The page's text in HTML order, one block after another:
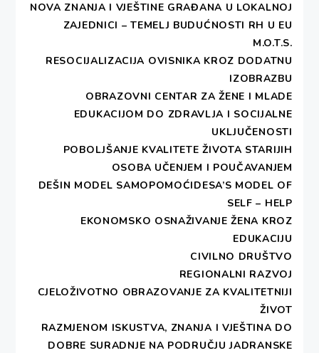
NOVA ZNANJA I VJEŠTINE GRAĐANA U LOKALNOJ
ZAJEDNICI – TEMELJ BUDUĆNOSTI RH U EU
M.O.T.S.
RESOCIJALIZACIJA OVISNIKA KROZ DODATNU
IZOBRAZBU
OBRAZOVNI CENTAR ZA ŽENE I MLADE
EDUKACIJOM DO ZDRAVLJA I SOCIJALNE
UKLJUČENOSTI
POBOLJŠANJE KVALITETE ŽIVOTA STARIJIH
OSOBA UČENJEM I POUČAVANJEM
DEŠIN MODEL SAMOPOMOĆIDESA’S MODEL OF
SELF – HELP
EKONOMSKO OSNAŽIVANJE ŽENA KROZ
EDUKACIJU
CIVILNO DRUŠTVO
REGIONALNI RAZVOJ
CJELOŽIVOTNO OBRAZOVANJE ZA KVALITETNIJI
ŽIVOT
RAZMJENOM ISKUSTVA, ZNANJA I VJEŠTINA DO
DOBRE SURADNJE NA PODRUČJU JADRANSKE
– DEŠINE
aktivnosti
– Korisni
– PROGRAM STEP
Predavanje/prezentacija/
«Mala škola za udruge»
poludnevne radionice u
Splitu
Cjelodnevne tematske
radionice u udaljenim
županijama
4. Osiguranje vidljivosti i
Izrada plana osiguranja
vidljivosti i javnosti rada
Dizajn letka s godišnjim
planom aktivnosti
Uspostava i održavanje
internetske stranice
Uspostava i održavanje